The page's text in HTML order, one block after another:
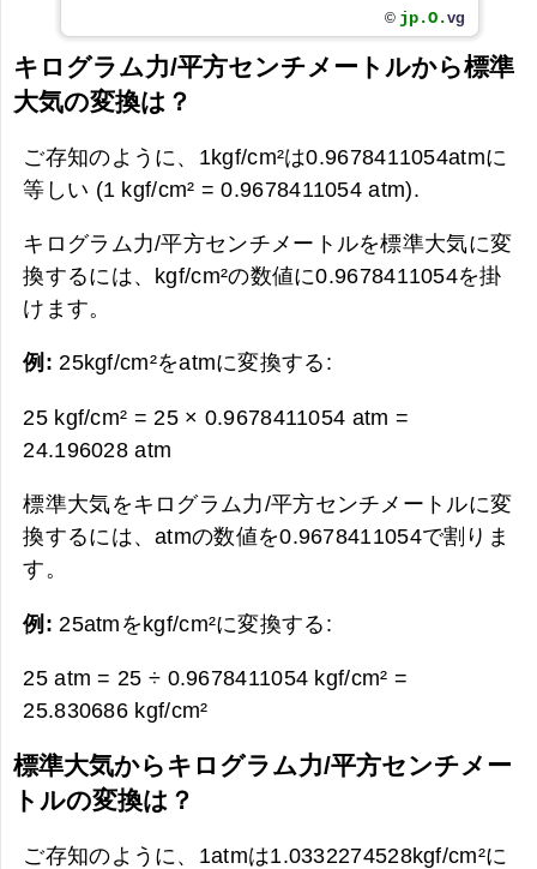
© jp.O.vg
キログラム力/平方センチメートルから標準
大気の変換は？
ご存知のように、1kgf/cm²は0.9678411054atmに
等しい (1 kgf/cm² = 0.9678411054 atm).
キログラム力/平方センチメートルを標準大気に変
換するには、kgf/cm²の数値に0.9678411054を掛
けます。
例:25kgf/cm²をatmに変換する:
25 kgf/cm² = 25 × 0.9678411054 atm =
24.196028 atm
標準大気をキログラム力/平方センチメートルに変
換するには、atmの数値を0.9678411054で割りま
す。
例: 25atmをkgf/cm²に変換する:
25 atm = 25 ÷ 0.9678411054 kgf/cm² =
25.830686 kgf/cm²
標準大気からキログラム力/平方センチメー
トルの変換は？
ご存知のように、1atmは1.0332274528kgf/cm²に